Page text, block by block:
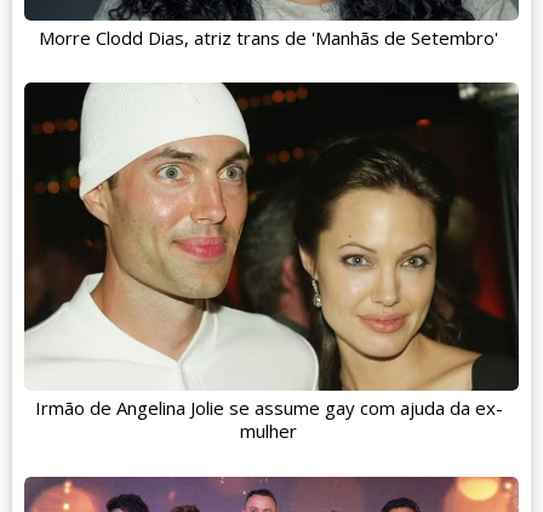
Morre Clodd Dias, atriz trans de 'Manhãs de Setembro'
Irmão de Angelina Jolie se assume gay com ajuda da ex-
mulher